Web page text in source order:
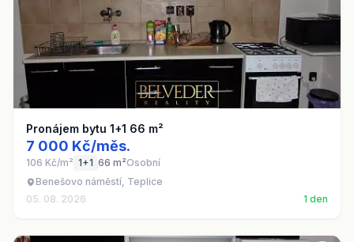
Pronájem bytu 1+1 66 m²
7 000 Kč/měs.
106 Kč/m² 1+1 66 m²Osobní
Benešovo náměstí, Teplice
05. 08. 2026
1 den